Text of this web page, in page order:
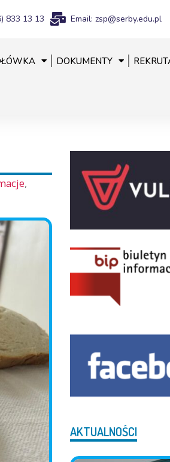
833 13 13 Email: zsp@serby.edu.pl
DOKUMENTY
,
AKTUALNOŚCI